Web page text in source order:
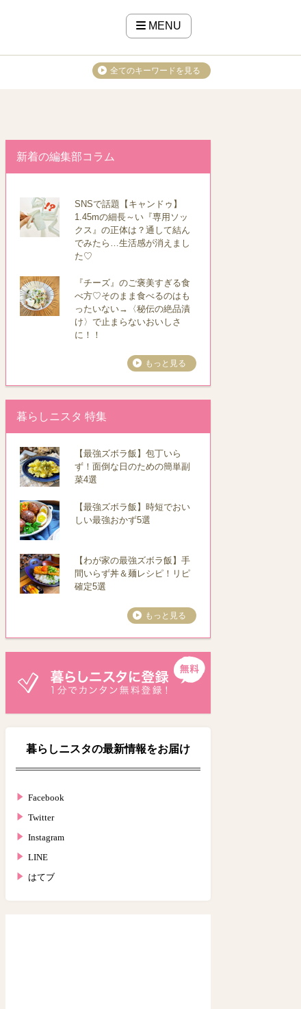
MENU
全てのキーワードを見る
新着の編集部コラム
SNSで話題【キャンドゥ】
1.45mの細長～い『専用ソッ
クス』の正体は？通して結ん
でみたら…生活感が消えまし
た♡
『チーズ』のご褒美すぎる食
べ方♡そのまま食べるのはも
ったいない→〈秘伝の絶品漬
け〉で止まらないおいしさ
に！！
もっと見る
暮らしニスタ 特集
【最強ズボラ飯】包丁いら
ず！面倒な日のための簡単副
菜4選
【最強ズボラ飯】時短でおい
しい最強おかず5選
【わが家の最強ズボラ飯】手
間いらず丼＆麺レシピ！リピ
確定5選
もっと見る
暮らしニスタの最新情報をお届け
Facebook
Twitter
Instagram
LINE
はてブ